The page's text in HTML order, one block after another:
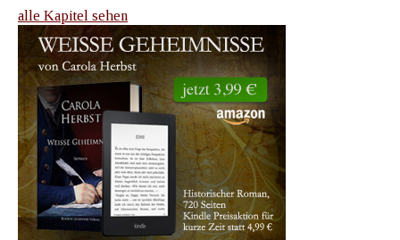
alle Kapitel sehen